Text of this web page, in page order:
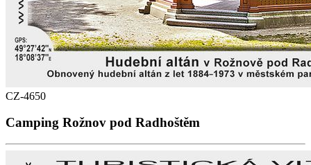
CZ-4650
Camping Rožnov pod Radhoštěm